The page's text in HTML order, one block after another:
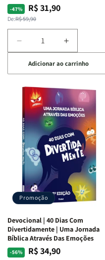
-47%
Preço
normal
De:R$ 59,90
Preço
promocional
R$ 31,90
Diminuir
a
quantidade
de
Devocional
Quarto
de
Guerra
Isabelle
S.
Alves
Aumentar
a
quantidade
de
Devocional
Quarto
de
Guerra
|
Isabelle
S.
Alves
Adicionar ao carrinho
Promoção
Devocional | 40 Dias Com
Divertidamente | Uma Jornada
Bíblica Através Das Emoções
-56%
Preço
PreçoR$ 34,90